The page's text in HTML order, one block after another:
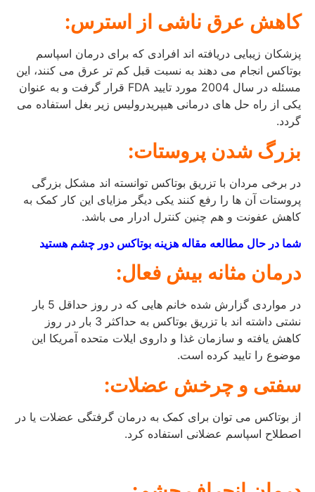
کاهش عرق ناشی از استرس:
پزشکان زیبایی دریافته اند افرادی که برای درمان اسپاسم
بوتاکس انجام می دهند به نسبت قبل کم تر عرق می کنند، این
مسئله در سال 2004 مورد تایید FDA قرار گرفت و به عنوان
یکی از راه حل های درمانی هیپریدرولیس زیر بغل استفاده می
گردد.
بزرگ شدن پروستات:
در برخی مردان با تزریق بوتاکس توانسته اند مشکل بزرگی
پروستات آن ها را رفع کنند یکی دیگر مزایای این کار کمک به
کاهش عفونت و هم چنین کنترل ادرار می باشد.
شما در حال مطالعه مقاله هزینه بوتاکس دور چشم هستید
درمان مثانه بیش فعال:
در مواردی گزارش شده خانم هایی که در روز حداقل 5 بار
نشتی داشته اند با تزریق بوتاکس به حداکثر 3 بار در روز
کاهش یافته و سازمان غذا و داروی ایلات متحده آمریکا این
موضوع را تایید کرده است.
سفتی و چرخش عضلات:
از بوتاکس می توان برای کمک به درمان گرفتگی عضلات یا در
اصطلاح اسپاسم عضلانی استفاده کرد.